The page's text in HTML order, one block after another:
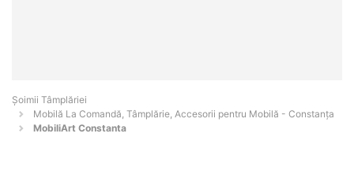
Șoimii Tâmplăriei
Mobilă La Comandă, Tâmplărie, Accesorii pentru Mobilă - Constanţa
MobiliArt Constanta